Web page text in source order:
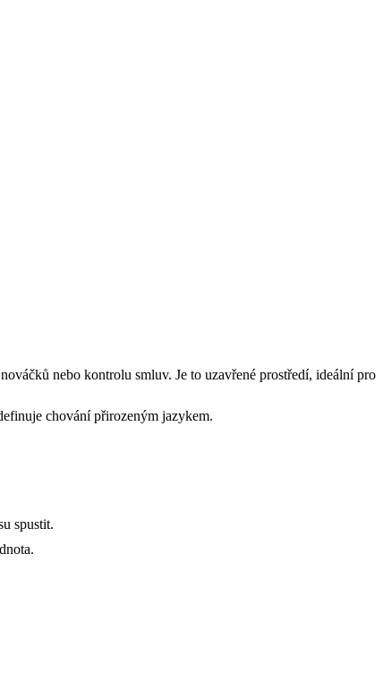
nebo kontrolu smluv. Je to uzavřené prostředí, ideální pro
chování přirozeným jazykem.
spustit.